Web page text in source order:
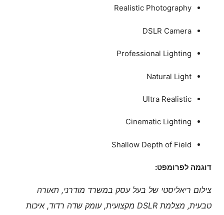
Realistic Photography
DSLR Camera
Professional Lighting
Natural Light
Ultra Realistic
Cinematic Lighting
Shallow Depth of Field
דוגמה לפרומפט:
צילום ריאליסטי של בעל עסק במשרד מודרני, תאורה
טבעית, מצלמת DSLR מקצועית, עומק שדה רדוד, איכות